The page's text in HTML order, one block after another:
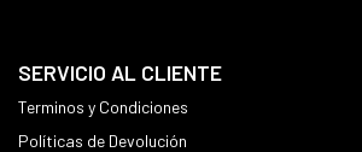
SERVICIO AL CLIENTE
Terminos y Condiciones
Políticas de Devolución